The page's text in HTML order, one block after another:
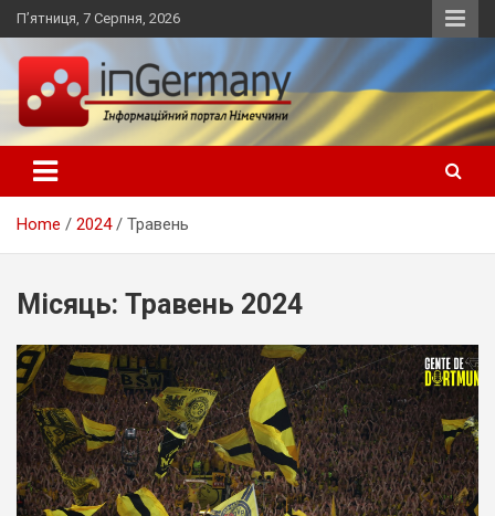
Skip
to
content
П’ятниця, 7 Серпня, 2026
inGermany.net інформаційний
портал в Німеччині
Український інформаційний портал в Німеччині, новини
Німеччини, українці в Німеччині
Home 2024 Травень
Місяць: Травень 2024